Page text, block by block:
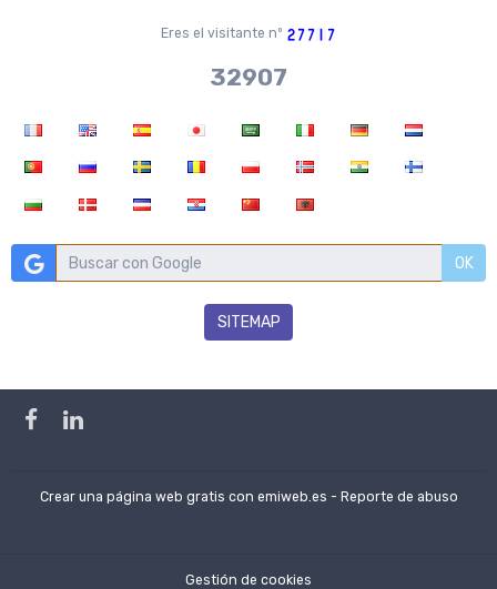
Eres el visitante nº
37970
OK
SITEMAP
Crear una página web gratis con emiweb.es - Reporte de abuso
Gestión de cookies